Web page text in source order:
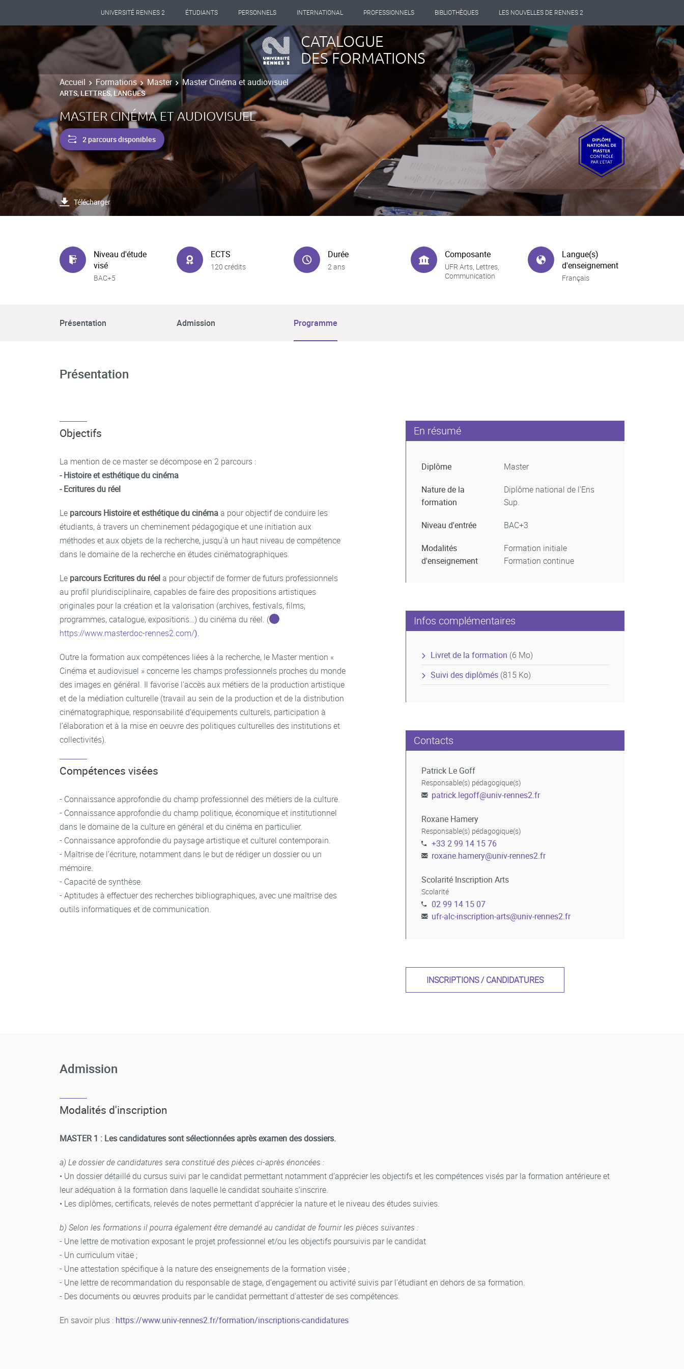
UNIVERSITÉ RENNES 2 ÉTUDIANTS PERSONNELS INTERNATIONAL PROFESSIONNELS BIBLIOTHÈQUES LES NOUVELLES DE RENNES 2
CATALOGUE
DES FORMATIONS
Accueil Formations Master Master Cinéma et audiovisuel
ARTS, LETTRES, LANGUES
MASTER CINÉMA ET AUDIOVISUEL
2 parcours disponibles
Télécharger
Niveau d'étude
visé
BAC+5
ECTS
120 crédits
Durée
2 ans
Composante
UFR Arts, Lettres,
Communication
Langue(s)
d'enseignement
Français
Présentation Admission Programme
Présentation
Objectifs
La mention de ce master se décompose en 2 parcours :
- Histoire et esthétique du cinéma
- Ecritures du réel
Le parcours Histoire et esthétique du cinémaa pour objectif de conduire les
étudiants, à travers un cheminement pédagogique et une initiation aux
méthodes et aux objets de la recherche, jusqu’à un haut niveau de compétence
dans le domaine de la recherche en études cinématographiques.
Le parcours Ecritures du réela pour objectif de former de futurs professionnels
au profil pluridisciplinaire, capables de faire des propositions artistiques
originales pour la création et la valorisation (archives, festivals, films,
programmes, catalogue, expositions…) du cinéma du réel. (
https://www.masterdoc-rennes2.com/).
Outre la formation aux compétences liées à la recherche, le Master mention «
Cinéma et audiovisuel » concerne les champs professionnels proches du monde
des images en général. Il favorise l’accès aux métiers de la production artistique
et de la médiation culturelle (travail au sein de la production et de la distribution
cinématographique, responsabilité d’équipements culturels, participation à
l’élaboration et à la mise en oeuvre des politiques culturelles des institutions et
collectivités).
Compétences visées
- Connaissance approfondie du champ professionnel des métiers de la culture.
- Connaissance approfondie du champ politique, économique et institutionnel
dans le domaine de la culture en général et du cinéma en particulier.
- Connaissance approfondie du paysage artistique et culturel contemporain.
- Maîtrise de l’écriture, notamment dans le but de rédiger un dossier ou un
mémoire.
- Capacité de synthèse.
- Aptitudes à effectuer des recherches bibliographiques, avec une maîtrise des
outils informatiques et de communication.
En résumé
Diplôme Master
Nature de la
formation
Diplôme national de l'Ens
Sup.
Niveau d'entrée BAC+3
Modalités
d'enseignement
Formation initiale
Formation continue
Infos complémentaires
Livret de la formation (6 Mo)
Suivi des diplômés (815 Ko)
Contacts
Patrick Le Goff
Responsable(s) pédagogique(s)
patrick.legoff@univ-rennes2.fr
Roxane Hamery
Responsable(s) pédagogique(s)
+33 2 99 14 15 76
roxane.hamery@univ-rennes2.fr
Scolarité Inscription Arts
Scolarité
02 99 14 15 07
ufr-alc-inscription-arts@univ-rennes2.fr
INSCRIPTIONS / CANDIDATURES
Admission
Modalités d'inscription
MASTER 1 : Les candidatures sont sélectionnées après examen des dossiers.
a) Le dossier de candidatures sera constitué des pièces ci-après énoncées :
• Un dossier détaillé du cursus suivi par le candidat permettant notamment d’apprécier les objectifs et les compétences visés par la formation antérieure et
leur adéquation à la formation dans laquelle le candidat souhaite s'inscrire.
• Les diplômes, certificats, relevés de notes permettant d'apprécier la nature et le niveau des études suivies.
b) Selon les formations il pourra également être demandé au candidat de fournir les pièces suivantes :
- Une lettre de motivation exposant le projet professionnel et/ou les objectifs poursuivis par le candidat
- Un curriculum vitae ;
- Une attestation spécifique à la nature des enseignements de la formation visée ;
- Une lettre de recommandation du responsable de stage, d’engagement ou activité suivis par l’étudiant en dehors de sa formation.
- Des documents ou œuvres produits par le candidat permettant d'attester de ses compétences.
En savoir plus : https://www.univ-rennes2.fr/formation/inscriptions-candidatures